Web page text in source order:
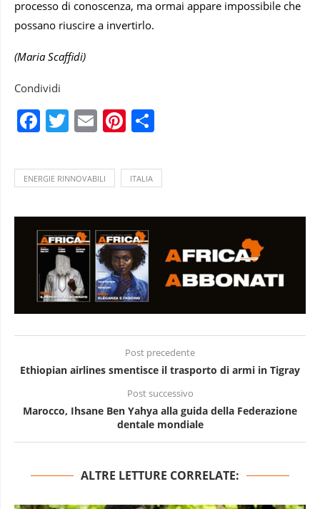
processo di conoscenza, ma ormai appare impossibile che
possano riuscire a invertirlo.
(Maria Scaffidi)
Condividi
Facebook
Twitter
EmailPinterest
ENERGIE RINNOVABILI ITALIA
Post precedente
Ethiopian airlines smentisce il trasporto di armi in Tigray
Post successivo
Marocco, Ihsane Ben Yahya alla guida della Federazione
dentale mondiale
ALTRE LETTURE CORRELATE: